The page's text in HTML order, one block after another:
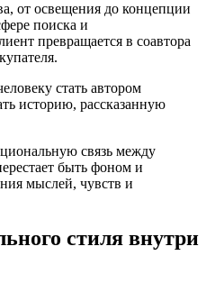
от освещения до концепции
поиска и
превращается в соавтора
стать автором
историю, рассказанную
связь между
быть фоном и
мыслей, чувств и
стиля внутри